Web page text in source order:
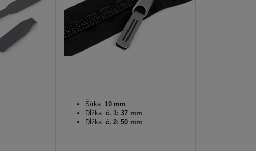
Šírka: 10 mm
Dĺžka: č. 1: 37 mm
Dĺžka: č. 2: 50 mm